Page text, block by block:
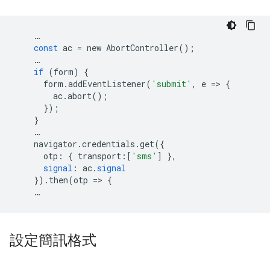
…
const ac = new AbortController();
…
if (form)
{
form .addEventListener( 'submit' , e => {
ac.abort();
});
}
…
navigator .credentials .get({
otp : { transport :[ 'sms' ]
},
signal : ac.signal
}) . then(otp => {
…
設定簡訊格式